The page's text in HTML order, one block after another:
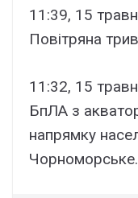
11:39, 15
Повітряна
11:32, 15
БпЛА з
напрямку
Чорноморське.